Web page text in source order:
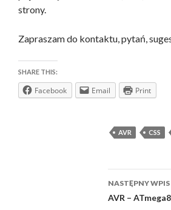
strony.
Zapraszam do kontaktu, pytań,
SHARE THIS:
Facebook Email Print
AVR CSS
wpisu
NASTĘPNY WPIS
AVR –